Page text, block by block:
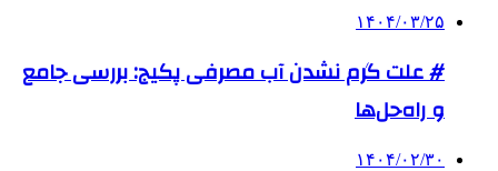
۱۴۰۴/۰۳/۲۵
# علت گرم نشدن آب مصرفی پکیج: بررسی جامع
و راه‌حل‌ها
۱۴۰۴/۰۲/۳۰